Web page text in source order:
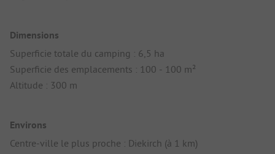
Dimensions
Superficie totale du camping : 6,5 ha
Superficie des emplacements : 100 - 100 m²
Altitude : 300 m
Environs
Centre-ville le plus proche : Diekirch (à 1 km)